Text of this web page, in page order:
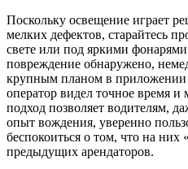
Поскольку освещение играет
мелких дефектов, старайтесь
свете или под яркими
повреждение обнаружено,
крупным планом в приложении
оператор видел точное время
подход позволяет водителям,
опыт вождения, уверенно
беспокоиться о том, что на них
предыдущих арендаторов.